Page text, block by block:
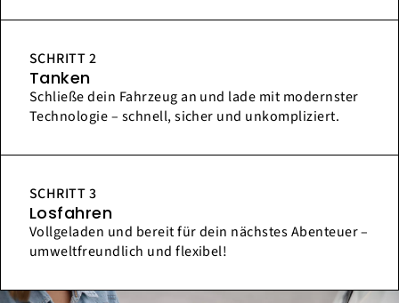
SCHRITT 2
Tanken
Schließe dein Fahrzeug an und lade mit modernster
Technologie – schnell, sicher und unkompliziert.
SCHRITT 3
Losfahren
Vollgeladen und bereit für dein nächstes Abenteuer –
umweltfreundlich und flexibel!